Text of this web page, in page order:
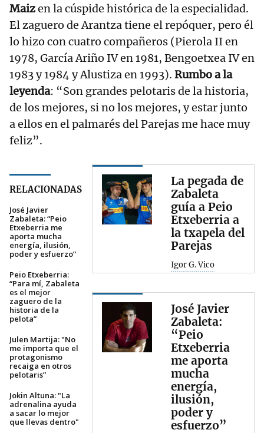
Maizen la cúspide histórica de la especialidad.
El zaguero de Arantza tiene el repóquer, pero él
lo hizo con cuatro compañeros (Pierola II en
1978, García Ariño IV en 1981, Bengoetxea IV en
1983 y 1984 y Alustiza en 1993). Rumbo a la
leyenda: “Son grandes pelotaris de la historia,
de los mejores, si no los mejores, y estar junto
a ellos en el palmarés del Parejas me hace muy
feliz”.
RELACIONADAS
José Javier
Zabaleta: “Peio
Etxeberria me
aporta mucha
energía, ilusión,
poder y esfuerzo”
Peio Etxeberria:
“Para mí, Zabaleta
es el mejor
zaguero de la
historia de la
pelota”
Julen Martija: "No
me importa que el
protagonismo
recaiga en otros
pelotaris”
Jokin Altuna: "La
adrenalina ayuda
a sacar lo mejor
que llevas dentro"
La pegada de
Zabaleta
guía a Peio
Etxeberria a
la txapela del
Parejas
Igor G. Vico
José Javier
Zabaleta:
“Peio
Etxeberria
me aporta
mucha
energía,
ilusión,
poder y
esfuerzo”